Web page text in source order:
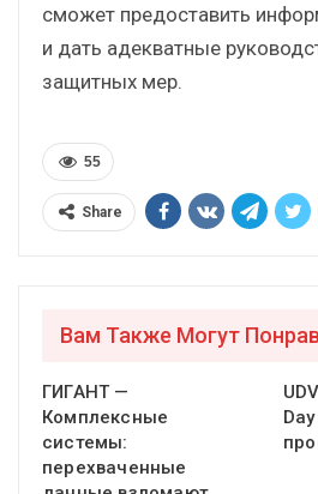
сможет предоставить
и дать адекватные
защитных мер.
55
Share
Вам Также Могут
ГИГАНТ —
Комплексные
системы:
перехваченные